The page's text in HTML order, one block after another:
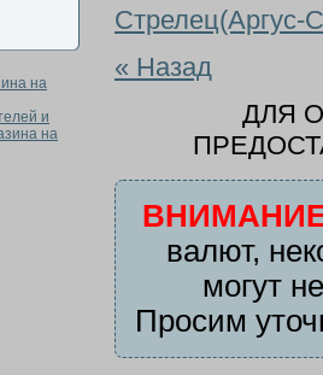
Стрелец(Аргус-
« Назад
ДЛЯ
валют,
могут
Просим